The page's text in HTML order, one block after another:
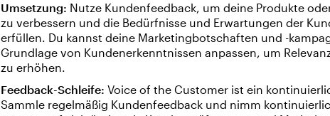
Umsetzung: Nutze Kundenfeedback, um deine Produkte
zu verbessern und die Bedürfnisse und Erwartungen der
erfüllen. Du kannst deine Marketingbotschaften und -
Grundlage von Kundenerkenntnissen anpassen, um
zu erhöhen.
Feedback-Schleife: Voice of the Customer ist ein
Sammle regelmäßig Kundenfeedback und nimm